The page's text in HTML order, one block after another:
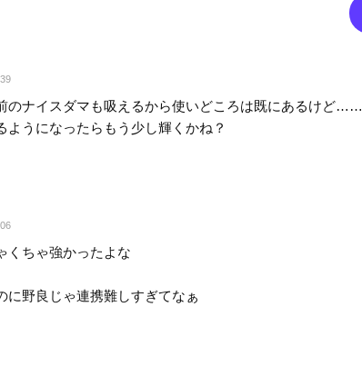
のナイスダマも吸えるから使いどころは既にあるけど……
ようになったらもう少し輝くかね？
くちゃ強かったよな
に野良じゃ連携難しすぎてなぁ